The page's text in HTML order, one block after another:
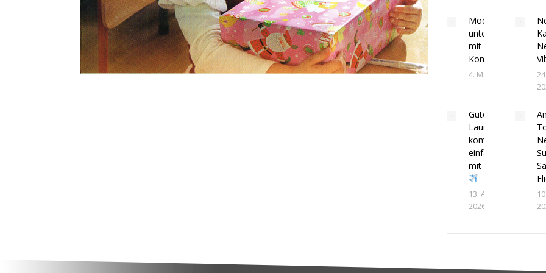
Modern
unterwegs,
mit Stil und
Komfort.
4. Mai 2026
Gute
Laune
kommt
einfach
mit
13. April
2026